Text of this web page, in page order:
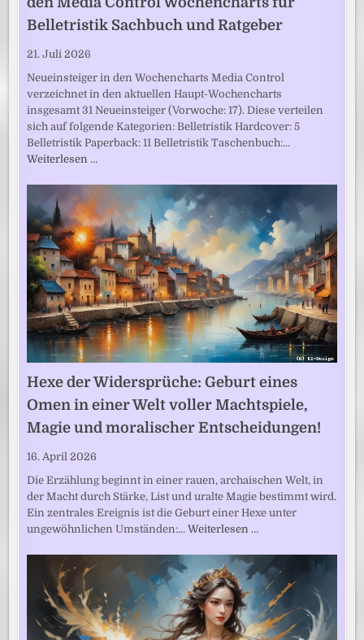
Belletristik Sachbuch und Ratgeber
21. Juli 2026
Neueinsteiger in den Wochencharts Media Control
verzeichnet in den aktuellen Haupt-Wochencharts
insgesamt 31 Neueinsteiger (Vorwoche: 17). Diese verteilen
sich auf folgende Kategorien: Belletristik Hardcover: 5
Belletristik Paperback: 11 Belletristik Taschenbuch:…
Weiterlesen …
Hexe der Widersprüche: Geburt eines
Omen in einer Welt voller Machtspiele,
Magie und moralischer Entscheidungen!
16. April 2026
Die Erzählung beginnt in einer rauen, archaischen Welt, in
der Macht durch Stärke, List und uralte Magie bestimmt wird.
Ein zentrales Ereignis ist die Geburt einer Hexe unter
ungewöhnlichen Umständen:…Weiterlesen …